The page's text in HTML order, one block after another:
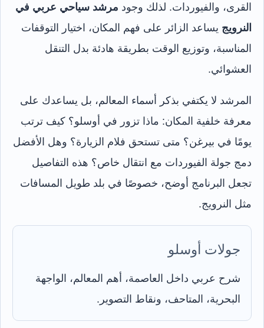
القرى، والفيوردات. لذلك وجود مرشد سياحي عربي في
النرويج يساعد الزائر على فهم المكان، اختيار التوقفات
المناسبة، وتوزيع الوقت بطريقة هادئة بدل التنقل
العشوائي.
المرشد لا يكتفي بذكر أسماء المعالم، بل يساعدك على
معرفة خلفية المكان: ماذا تزور في أوسلو؟ كيف ترتب
يومًا في بيرغن؟ متى تستحق فلام الزيارة؟ وهل الأفضل
دمج جولة الفيوردات مع انتقال خاص؟ هذه التفاصيل
تجعل البرنامج أوضح، خصوصًا في بلد طويل المسافات
مثل النرويج.
جولات أوسلو
شرح عربي داخل العاصمة، أهم المعالم، الواجهة
البحرية، المتاحف، ونقاط التصوير.